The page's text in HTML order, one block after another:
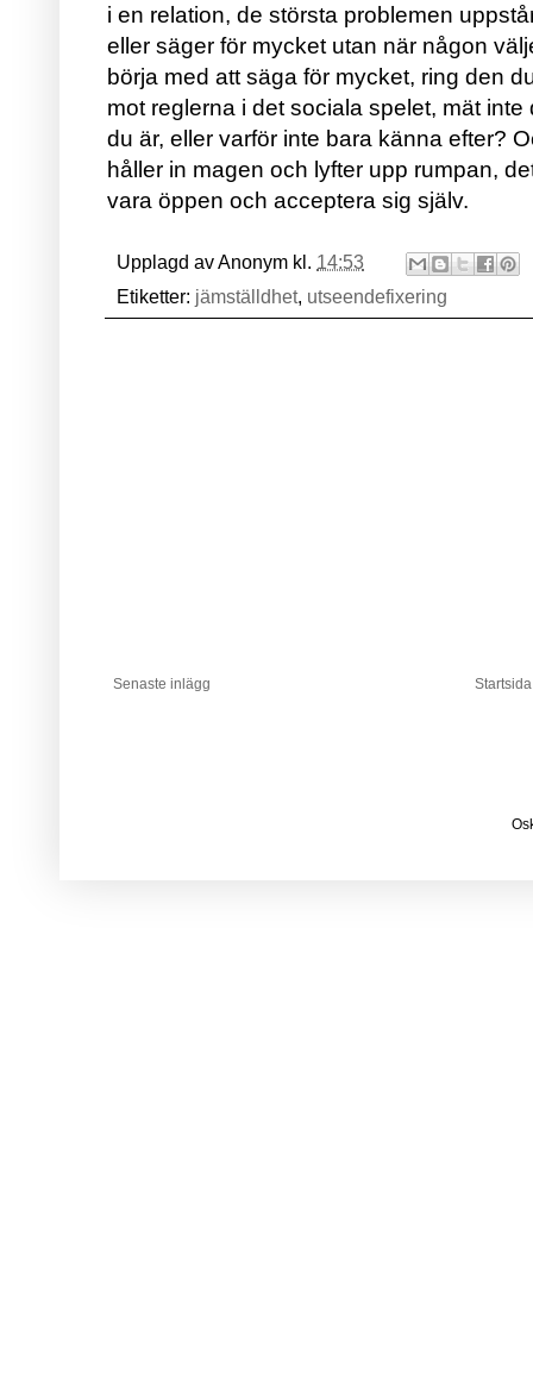
i en relation, de största problemen
eller säger för mycket utan när någon
börja med att säga för mycket, ring den
mot reglerna i det sociala spelet, mät
du är, eller varför inte bara känna efter?
håller in magen och lyfter upp rumpan,
vara öppen och acceptera sig själv.
Upplagd avAnonym kl. 14:53
Etiketter: jämställdhet, utseendefixering
Senaste inlägg Startsida